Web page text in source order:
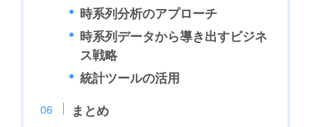
時系列分析のアプローチ
時系列データから導き出すビジネ
ス戦略
統計ツールの活用
まとめ